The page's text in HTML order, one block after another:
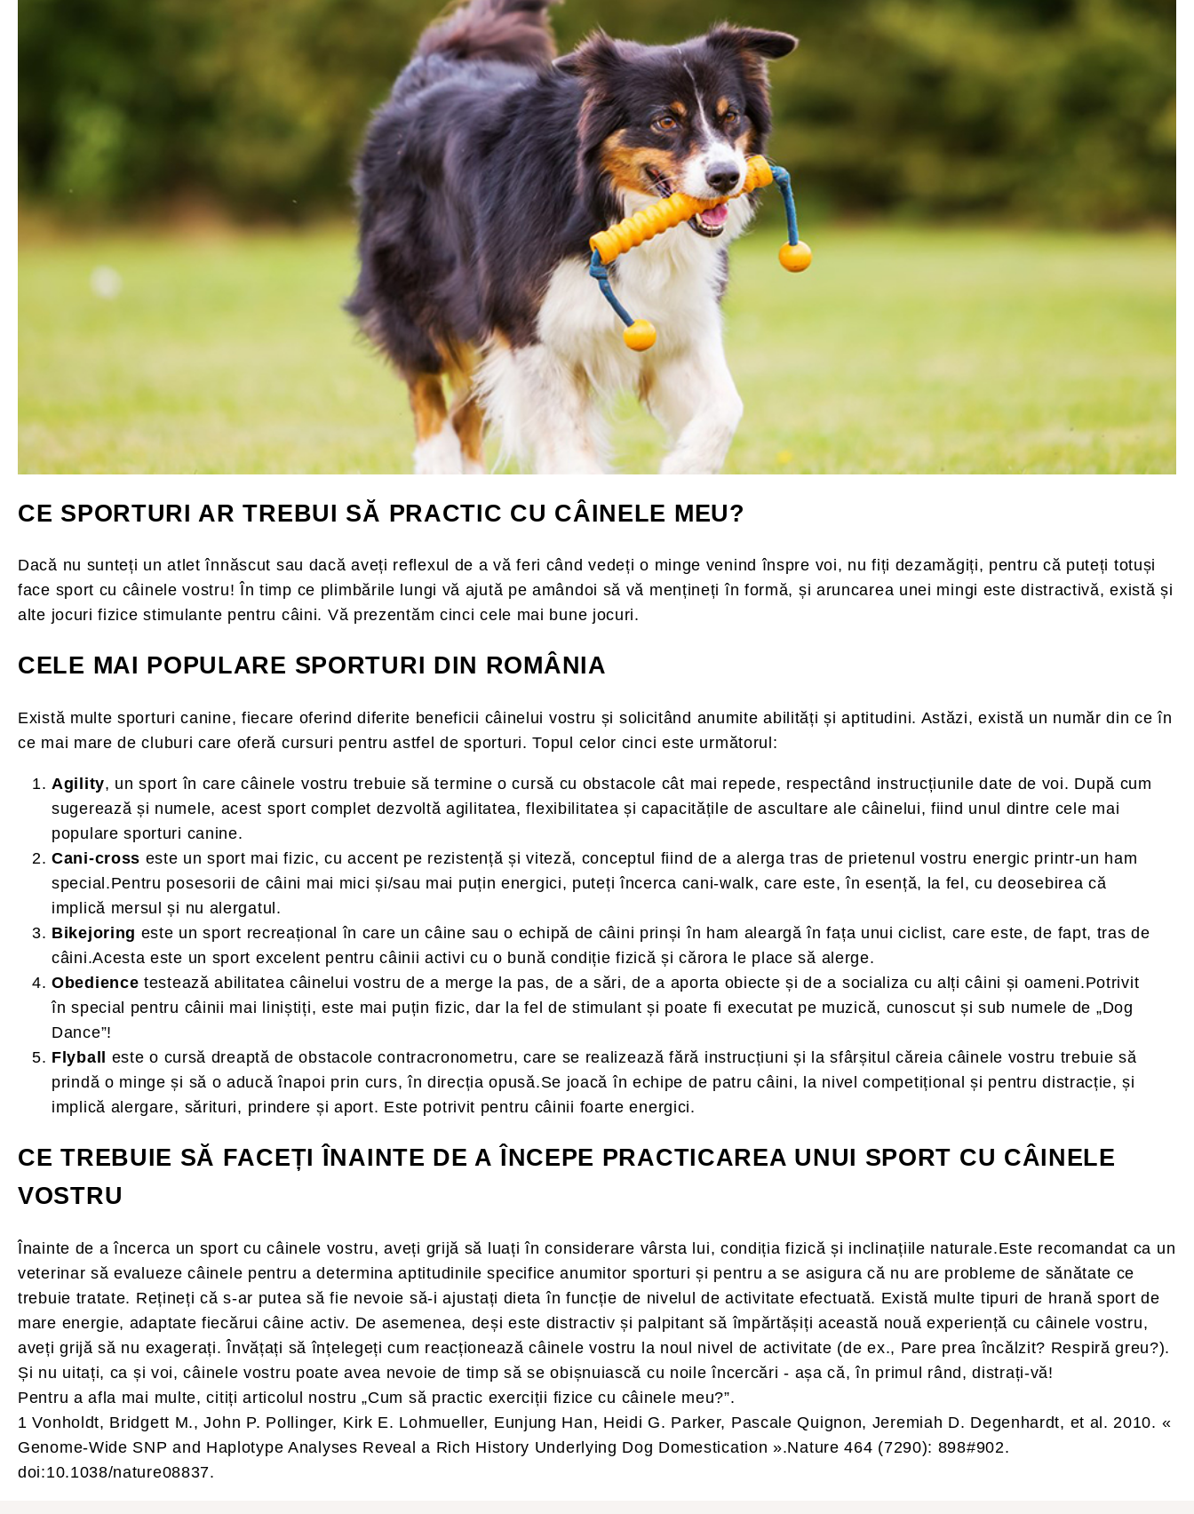
CE SPORTURI AR TREBUI SĂ PRACTIC CU CÂINELE MEU?
Dacă nu sunteți un atlet înnăscut sau dacă aveți reflexul de a vă feri când vedeți o minge venind înspre voi, nu fiți dezamăgiți, pentru că puteți totuși
face sport cu câinele vostru! În timp ce plimbările lungi vă ajută pe amândoi să vă mențineți în formă, și aruncarea unei mingi este distractivă, există și
alte jocuri fizice stimulante pentru câini. Vă prezentăm cinci cele mai bune jocuri.
CELE MAI POPULARE SPORTURI DIN ROMÂNIA
Există multe sporturi canine, fiecare oferind diferite beneficii câinelui vostru și solicitând anumite abilități și aptitudini. Astăzi, există un număr din ce în
ce mai mare de cluburi care oferă cursuri pentru astfel de sporturi. Topul celor cinci este următorul:
Agility, un sport în care câinele vostru trebuie să termine o cursă cu obstacole cât mai repede, respectând instrucțiunile date de voi. După cum
sugerează și numele, acest sport complet dezvoltă agilitatea, flexibilitatea și capacitățile de ascultare ale câinelui, fiind unul dintre cele mai
populare sporturi canine.
Cani-cross este un sport mai fizic, cu accent pe rezistență și viteză, conceptul fiind de a alerga tras de prietenul vostru energic printr-un ham
special.Pentru posesorii de câini mai mici și/sau mai puțin energici, puteți încerca cani-walk, care este, în esență, la fel, cu deosebirea că
implică mersul și nu alergatul.
Bikejoring este un sport recreațional în care un câine sau o echipă de câini prinși în ham aleargă în fața unui ciclist, care este, de fapt, tras de
câini.Acesta este un sport excelent pentru câinii activi cu o bună condiție fizică și cărora le place să alerge.
Obedience testează abilitatea câinelui vostru de a merge la pas, de a sări, de a aporta obiecte și de a socializa cu alți câini și oameni.Potrivit
în special pentru câinii mai liniștiți, este mai puțin fizic, dar la fel de stimulant și poate fi executat pe muzică, cunoscut și sub numele de „Dog
Dance”!
Flyball este o cursă dreaptă de obstacole contracronometru, care se realizează fără instrucțiuni și la sfârșitul căreia câinele vostru trebuie să
prindă o minge și să o aducă înapoi prin curs, în direcția opusă.Se joacă în echipe de patru câini, la nivel competițional și pentru distracție, și
implică alergare, sărituri, prindere și aport. Este potrivit pentru câinii foarte energici.
CE TREBUIE SĂ FACEȚI ÎNAINTE DE A ÎNCEPE PRACTICAREA UNUI SPORT CU CÂINELE
VOSTRU
Înainte de a încerca un sport cu câinele vostru, aveți grijă să luați în considerare vârsta lui, condiția fizică și inclinațiile naturale.Este recomandat ca un
veterinar să evalueze câinele pentru a determina aptitudinile specifice anumitor sporturi și pentru a se asigura că nu are probleme de sănătate ce
trebuie tratate. Rețineți că s-ar putea să fie nevoie să-i ajustați dieta în funcție de nivelul de activitate efectuată. Există multe tipuri de hrană sport de
mare energie, adaptate fiecărui câine activ. De asemenea, deși este distractiv și palpitant să împărtășiți această nouă experiență cu câinele vostru,
aveți grijă să nu exagerați. Învățați să înțelegeți cum reacționează câinele vostru la noul nivel de activitate (de ex., Pare prea încălzit? Respiră greu?).
Și nu uitați, ca și voi, câinele vostru poate avea nevoie de timp să se obișnuiască cu noile încercări - așa că, în primul rând, distrați-vă!
Pentru a afla mai multe, citiți articolul nostru „Cum să practic exerciții fizice cu câinele meu?”.
1 Vonholdt, Bridgett M., John P. Pollinger, Kirk E. Lohmueller, Eunjung Han, Heidi G. Parker, Pascale Quignon, Jeremiah D. Degenhardt, et al. 2010. «
Genome-Wide SNP and Haplotype Analyses Reveal a Rich History Underlying Dog Domestication ».Nature 464 (7290): 898#902.
doi:10.1038/nature08837.